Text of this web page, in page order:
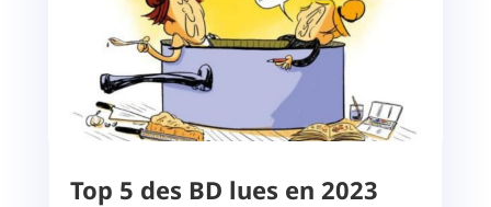
Top 5 des BD lues en 2023